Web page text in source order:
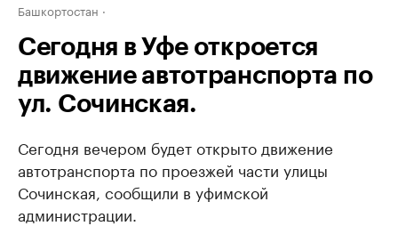
Башкортостан
Сегодня в Уфе откроется
движение автотранспорта по
ул. Сочинская.
Сегодня вечером будет открыто движение
автотранспорта по проезжей части улицы
Сочинская, сообщили в уфимской
администрации.